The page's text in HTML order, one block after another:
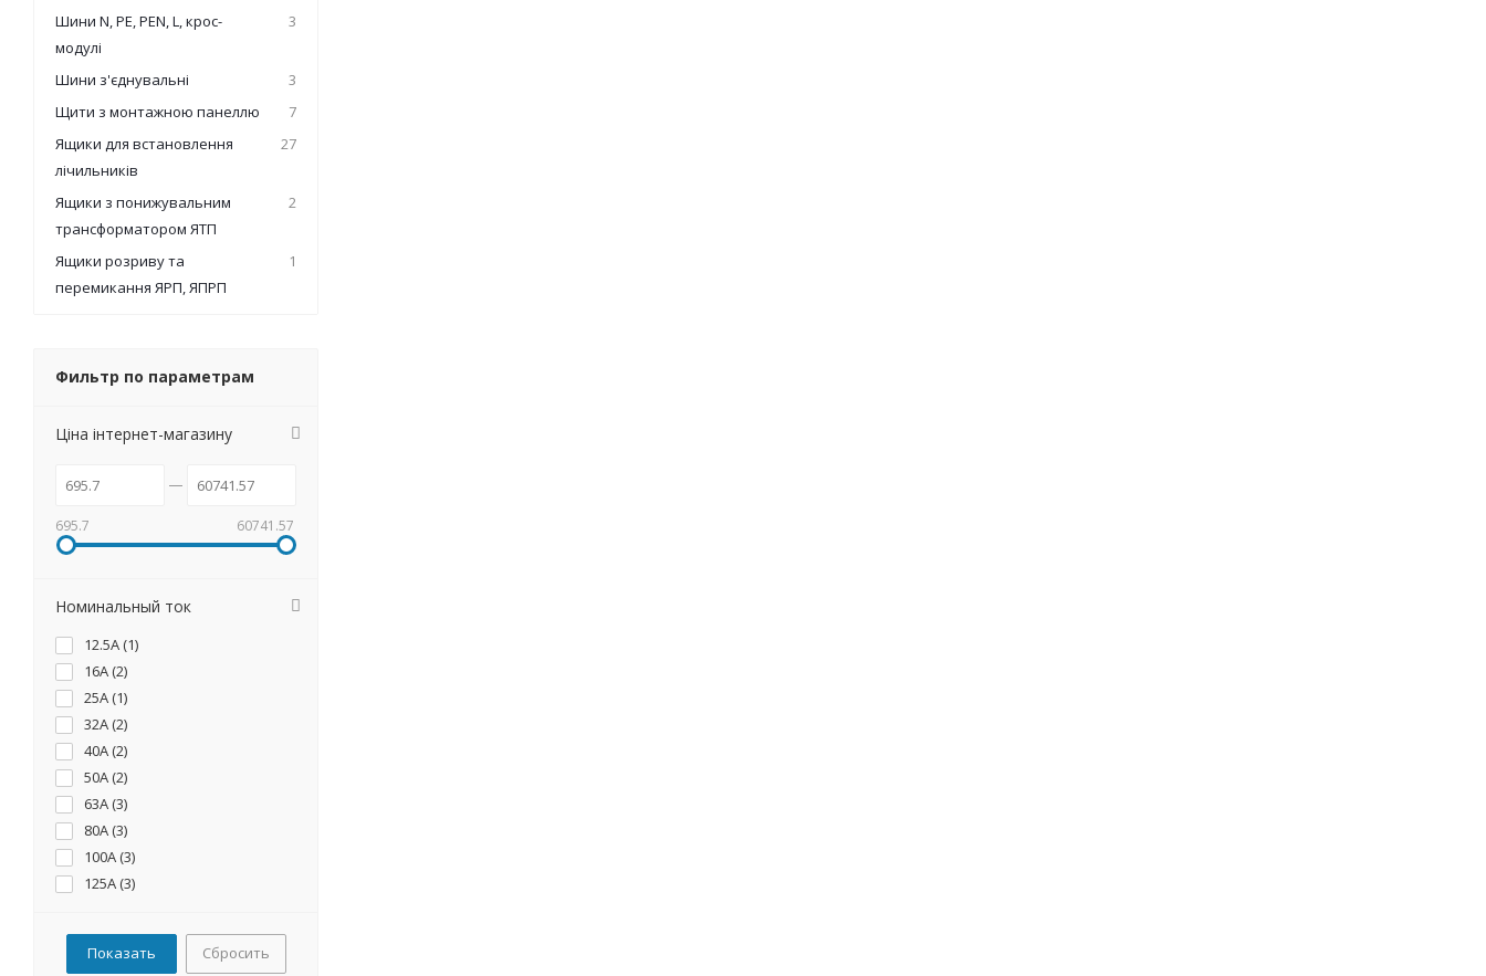
Шини N, PE, PEN, L, крос-
модулі
3
Шини з'єднувальні
3
Щити з монтажною панеллю
7
Ящики для встановлення
лічильників
27
Ящики з понижувальним
трансформатором ЯТП
2
Ящики розриву та
перемикання ЯРП, ЯПРП
1
Фильтр по параметрам
Ціна інтернет-магазину
695.7 60741.57
Номинальный ток
12.5А (1)
16А (2)
25А (1)
32А (2)
40А (2)
50А (2)
63А (3)
80А (3)
100А (3)
125А (3)
200А (1)
250А (3)
Сбросить